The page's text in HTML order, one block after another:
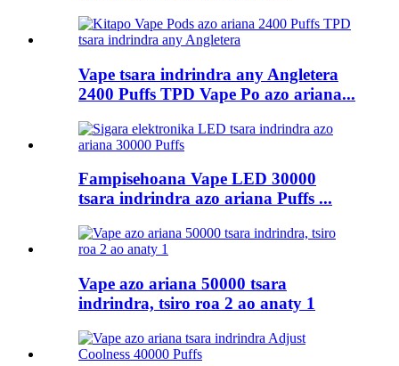
Vape tsara indrindra any Angletera
2400 Puffs TPD Vape Po azo ariana...
Fampisehoana Vape LED 30000
tsara indrindra azo ariana Puffs ...
Vape azo ariana 50000 tsara
indrindra, tsiro roa 2 ao anaty 1